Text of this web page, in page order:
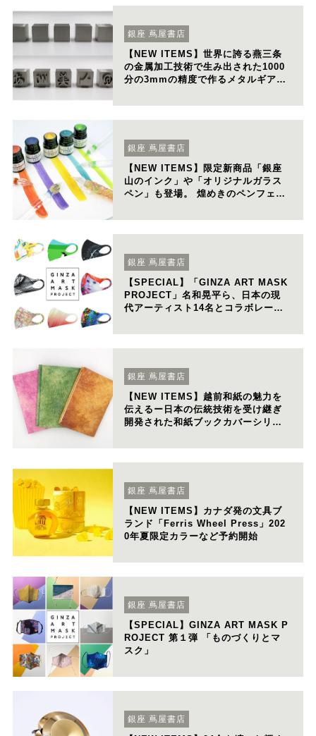
銀座 蔦屋書店
【NEW ITEMS】世界に誇る燕三条
の⾦属加⼯技術で⽣み出された1000
分の3mmの精度で作るメタルギア
販売開始
銀座 蔦屋書店
【NEW ITEMS】限定新商品「銀座
山のインク」や「オリジナルガラス
ペン」も登場。 煌めきのペンフェ
で開催
銀座 蔦屋書店
【SPECIAL】「GINZA ART MASK
PROJECT」名和晃平ら、⽇本の現
代アーティスト14名とコラボレーシ
銀座 蔦屋書店
【NEW ITEMS】越前和紙の魅⼒を
伝えるー⽇本の伝統技術を受け継ぎ
開発された和紙ブックカバーシリー
発売
銀座 蔦屋書店
【NEW ITEMS】カナダ発の⽂具ブ
ランド「Ferris Wheel Press」202
0年夏限定カラーなど予約開始
銀座 蔦屋書店
【SPECIAL】GINZA ART MASK P
ROJECT 第１弾 「ものづくりとマ
スク」
銀座 蔦屋書店